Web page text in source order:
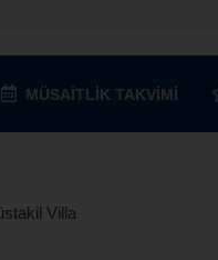
MÜSAITLIK TAKVIMI
Villa